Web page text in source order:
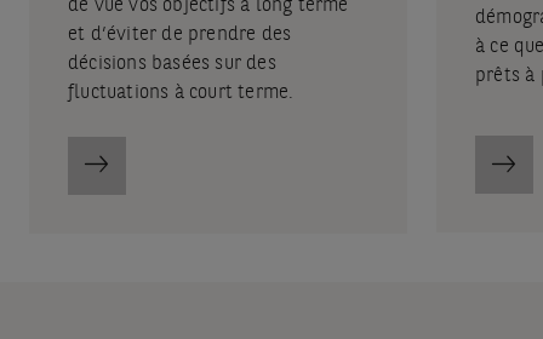
de vue vos objectifs à long terme
et d’éviter de prendre des
décisions basées sur des
fluctuations à court terme.
à ce
prêts à